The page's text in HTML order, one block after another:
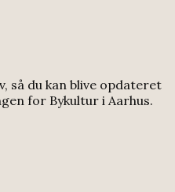
så du kan blive opdateret
for Bykultur i Aarhus.